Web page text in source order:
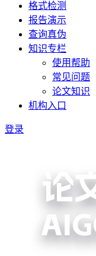
格式检测
报告演示
查询真伪
知识专栏
使用帮助
常见问题
论文知识
机构入口
登录